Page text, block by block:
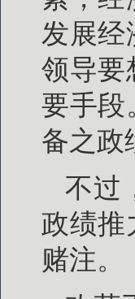
发展经
领导要
要手段
备之政
不过
政绩推
赌注。